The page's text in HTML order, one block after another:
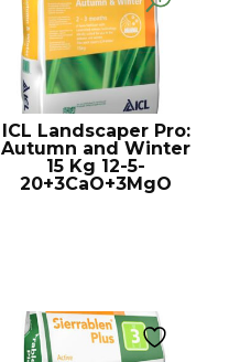
ICL Landscaper Pro:
Autumn and Winter
15 Kg 12-5-
20+3CaO+3MgO